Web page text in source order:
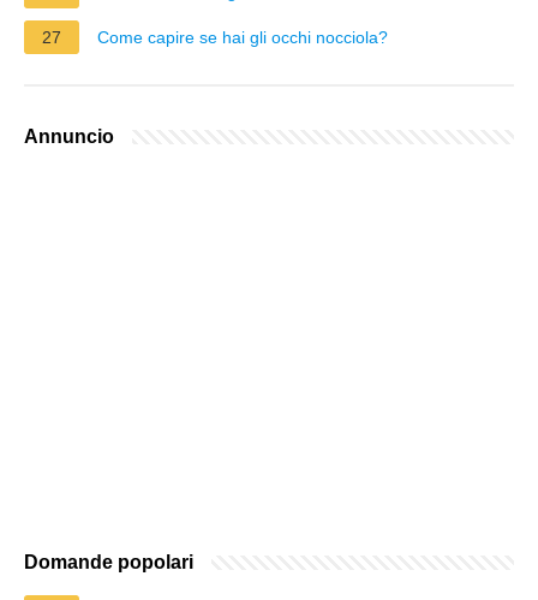
27 Come capire se hai gli occhi nocciola?
Annuncio
Domande popolari